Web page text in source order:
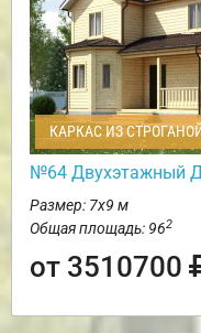
КАРКАС ИЗ
№64 Двухэтажный
Размер: 7х9 м
Общая площадь: 962
от 3510700